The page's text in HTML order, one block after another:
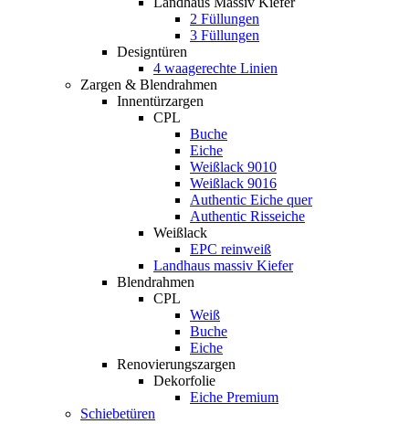
2 Füllungen
3 Füllungen
Designtüren
4 waagerechte Linien
Zargen & Blendrahmen
Innentürzargen
CPL
Buche
Eiche
Weißlack 9010
Weißlack 9016
Authentic Eiche quer
Authentic Risseiche
Weißlack
EPC reinweiß
Landhaus massiv Kiefer
Blendrahmen
CPL
Weiß
Buche
Eiche
Renovierungszargen
Dekorfolie
Eiche Premium
Schiebetüren